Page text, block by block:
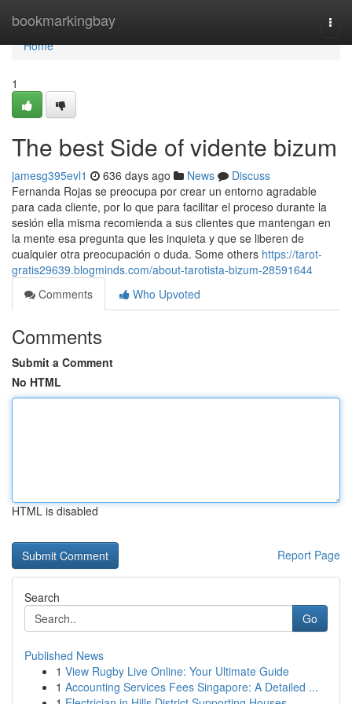
bookmarkingbay
Home
Home
1
The best Side of vidente bizum
jamesg395evl1 636 days ago News
Discuss
Fernanda Rojas se preocupa por crear un entorno agradable
para cada cliente, por lo que para facilitar el proceso durante la
sesión ella misma recomienda a sus clientes que mantengan en
la mente esa pregunta que les inquieta y que se liberen de
cualquier otra preocupación o duda. Some others https://tarot-
gratis29639.blogminds.com/about-tarotista-bizum-28591644
Comments
Who Upvoted
Comments
Submit a Comment
No HTML
HTML is disabled
Report Page
Search
Go
Published News
1 View Rugby Live Online: Your Ultimate Guide
1 Accounting Services Fees Singapore: A Detailed ...